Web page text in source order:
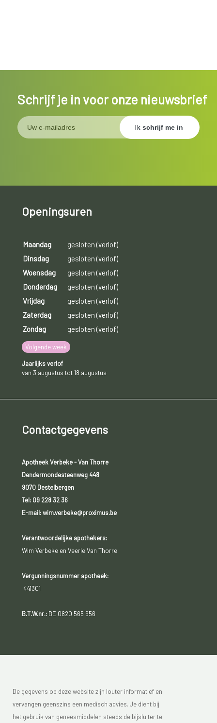
Schrijf je in voor onze nieuwsbrief
Openingsuren
Maandag
gesloten (verlof)
Dinsdag
gesloten (verlof)
Woensdag
gesloten (verlof)
Donderdag
gesloten (verlof)
Vrijdag
gesloten (verlof)
Zaterdag
gesloten (verlof)
Zondag
gesloten (verlof)
Volgende week
Jaarlijks verlof
van 3 augustus tot 18 augustus
Contactgegevens
Apotheek Verbeke - Van Thorre
Dendermondesteenweg 448
9070 Destelbergen
Tel: 09 228 32 36
E-mail: wim.verbeke@proximus.be
Verantwoordelijke apothekers:
Wim Verbeke en Veerle Van Thorre
Vergunningsnummer apotheek:
441301
B.T.W.nr.:BE 0820 565 956
De gegevens op deze website zijn louter informatief en
vervangen geenszins een medisch advies. Je dient bij
het gebruik van geneesmiddelen steeds de bijsluiter te